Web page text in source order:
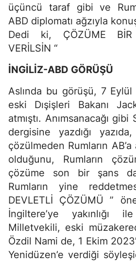
üçüncü taraf gibi ve
ABD diplomatı ağzıyla
Dedi ki, ÇÖZÜME
VERİLSİN “
İNGİLİZ-ABD GÖRÜŞÜ
Aslında bu görüşü, 7
eski Dışişleri Bakanı
atmıştı. Anımsanacağı gibi
dergisine yazdığı yazıda,
çözülmeden Rumların AB’a
olduğunu, Rumların
çözüme son bir şans
Rumların yine
DEVLETLİ ÇÖZÜMÜ ”
İngiltere’ye yakınlığı
Milletvekili, eski
Özdil Nami de, 1 Ekim
Yenidüzen’e verdiği